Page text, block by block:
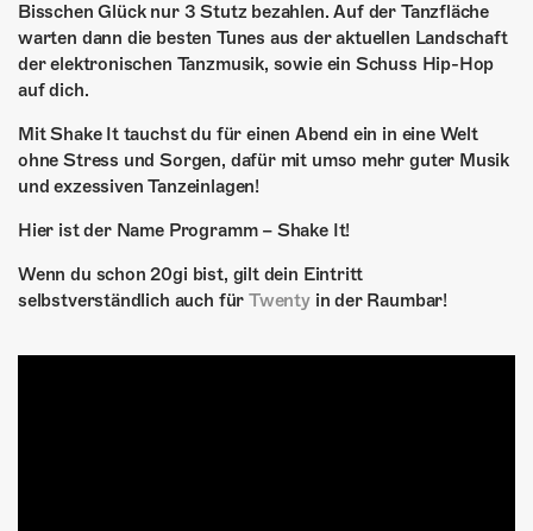
Bisschen Glück nur 3 Stutz bezahlen. Auf der Tanzfläche
warten dann die besten Tunes aus der aktuellen Landschaft
der elektronischen Tanzmusik, sowie ein Schuss Hip-Hop
auf dich.
Mit Shake It tauchst du für einen Abend ein in eine Welt
ohne Stress und Sorgen, dafür mit umso mehr guter Musik
und exzessiven Tanzeinlagen!
Hier ist der Name Programm – Shake It!
Wenn du schon 20gi bist, gilt dein Eintritt
selbstverständlich auch für Twentyin der Raumbar!